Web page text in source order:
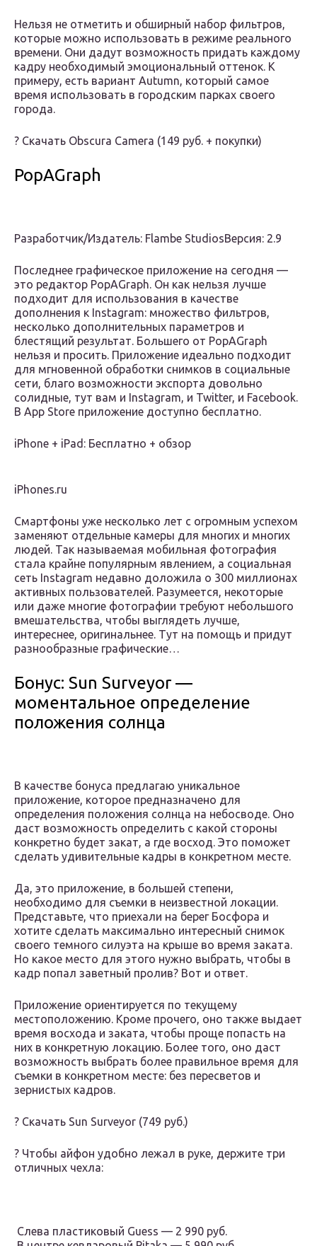
Нельзя не отметить и обширный набор фильтров,
которые можно использовать в режиме реального
времени. Они дадут возможность придать каждому
кадру необходимый эмоциональный оттенок. К
примеру, есть вариант Autumn, который самое
время использовать в городским парках своего
города.
? Скачать Obscura Camera (149 руб. + покупки)
PopAGraph
Разработчик/Издатель: Flambe StudiosВерсия: 2.9
Последнее графическое приложение на сегодня —
это редактор PopAGraph. Он как нельзя лучше
подходит для использования в качестве
дополнения к Instagram: множество фильтров,
несколько дополнительных параметров и
блестящий результат. Большего от PopAGraph
нельзя и просить. Приложение идеально подходит
для мгновенной обработки снимков в социальные
сети, благо возможности экспорта довольно
солидные, тут вам и Instagram, и Twitter, и Facebook.
В App Store приложение доступно бесплатно.
iPhone + iPad: Бесплатно + обзор
iPhones.ru
Смартфоны уже несколько лет с огромным успехом
заменяют отдельные камеры для многих и многих
людей. Так называемая мобильная фотография
стала крайне популярным явлением, а социальная
сеть Instagram недавно доложила о 300 миллионах
активных пользователей. Разумеется, некоторые
или даже многие фотографии требуют небольшого
вмешательства, чтобы выглядеть лучше,
интереснее, оригинальнее. Тут на помощь и придут
разнообразные графические…
Бонус: Sun Surveyor —
моментальное определение
положения солнца
В качестве бонуса предлагаю уникальное
приложение, которое предназначено для
определения положения солнца на небосводе. Оно
даст возможность определить с какой стороны
конкретно будет закат, а где восход. Это поможет
сделать удивительные кадры в конкретном месте.
Да, это приложение, в большей степени,
необходимо для съемки в неизвестной локации.
Представьте, что приехали на берег Босфора и
хотите сделать максимально интересный снимок
своего темного силуэта на крыше во время заката.
Но какое место для этого нужно выбрать, чтобы в
кадр попал заветный пролив? Вот и ответ.
Приложение ориентируется по текущему
местоположению. Кроме прочего, оно также выдает
время восхода и заката, чтобы проще попасть на
них в конкретную локацию. Более того, оно даст
возможность выбрать более правильное время для
съемки в конкретном месте: без пересветов и
зернистых кадров.
? Скачать Sun Surveyor (749 руб.)
? Чтобы айфон удобно лежал в руке, держите три
отличных чехла:
️ Слева пластиковый Guess — 2 990 руб.